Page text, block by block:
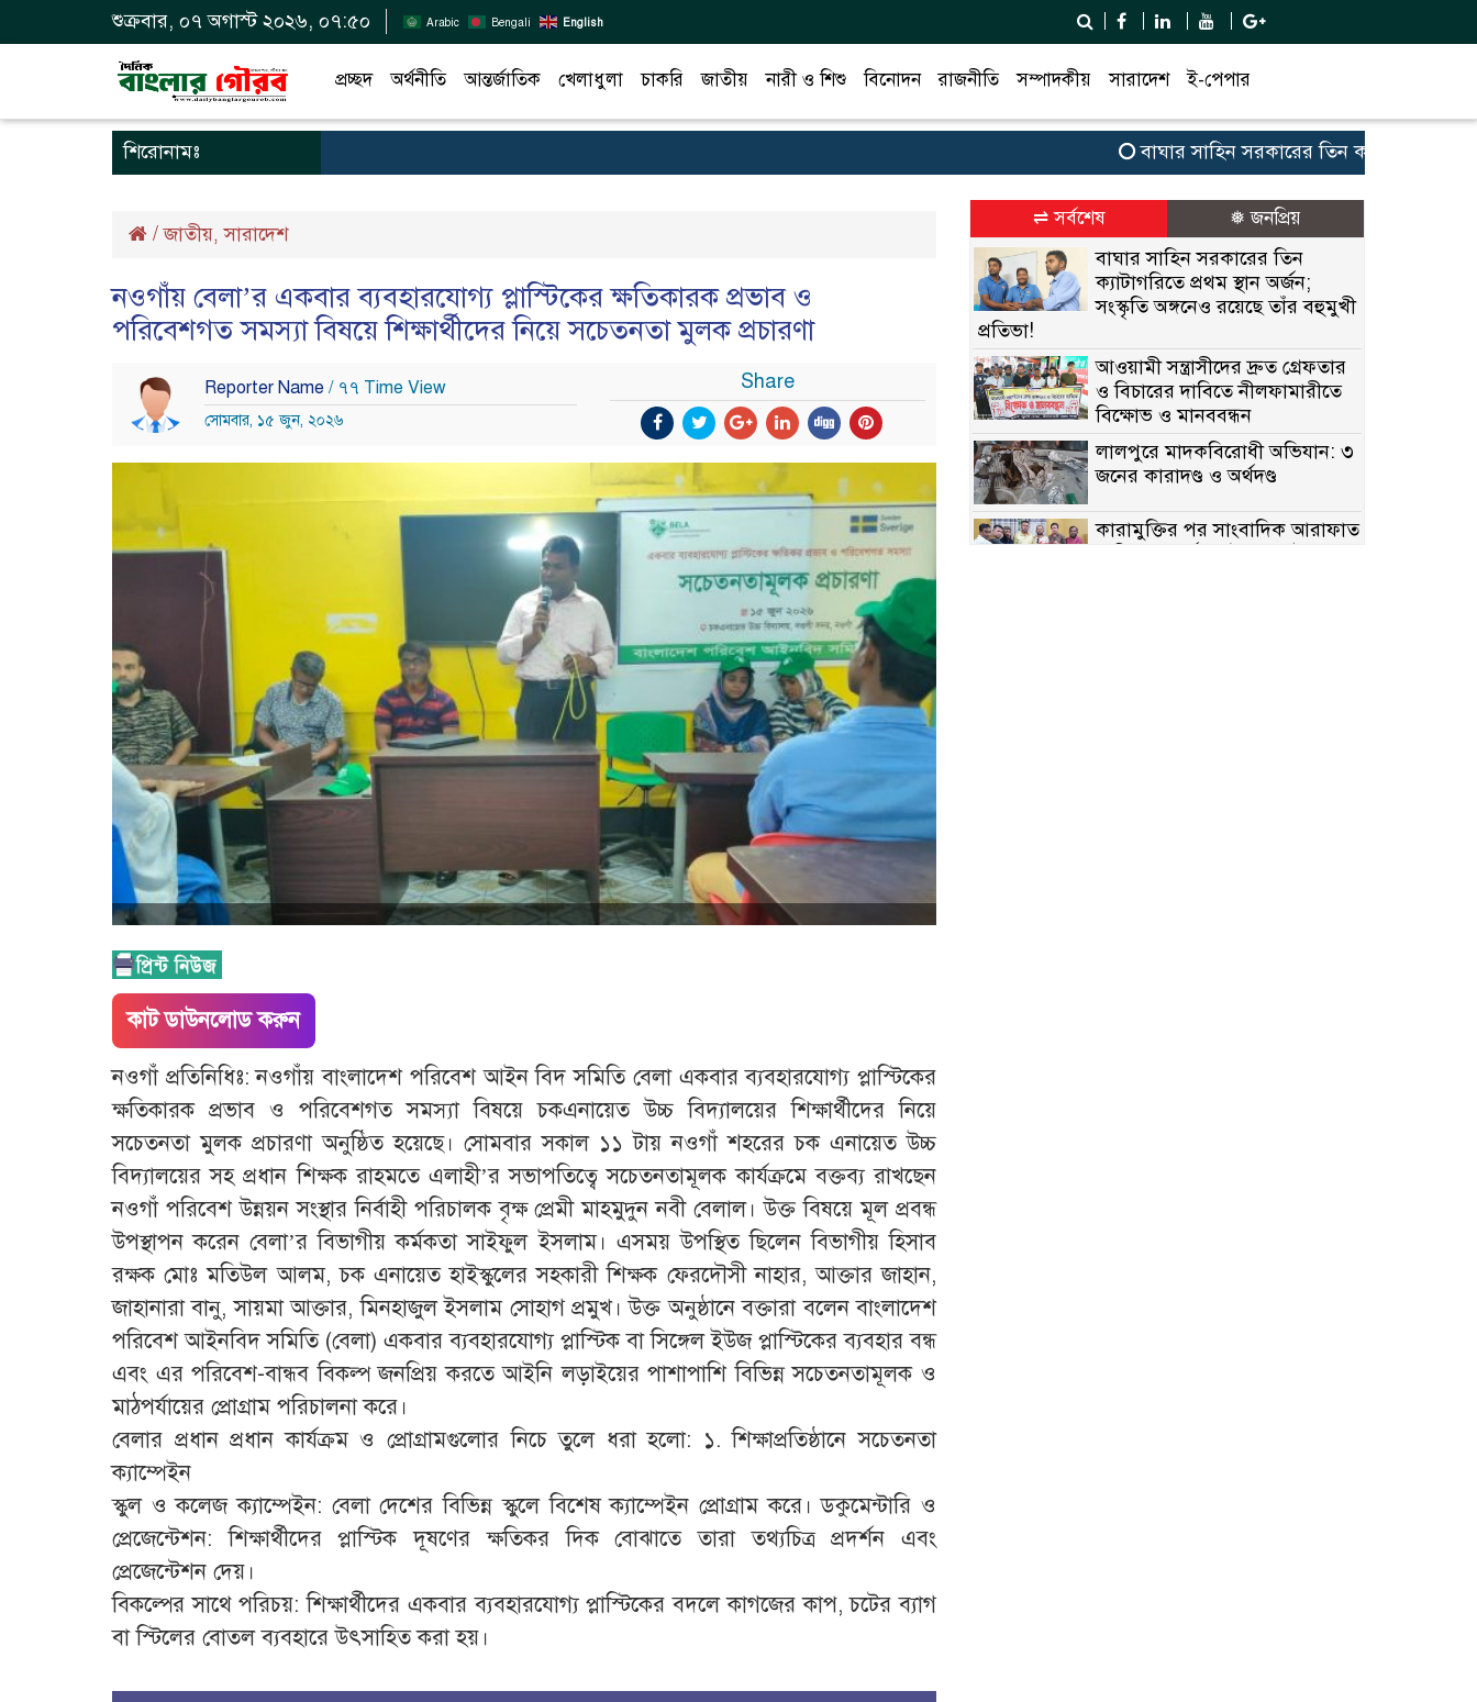
শুক্রবার, ০৭ অগাস্ট ২০২৬, ০৭:৫০ Arabic Bengali English
প্রচ্ছদ অর্থনীতি আন্তর্জাতিক খেলাধুলা চাকরি জাতীয় নারী ও শিশু বিনোদন রাজনীতি সম্পাদকীয় সারাদেশ ই-পেপার
শিরোনামঃ বাঘার সাহিন সরকারের তিন ক্যাটাগরিতে প্রথম
/জাতীয়,সারাদেশ
নওগাঁয় বেলা’র একবার ব্যবহারযোগ্য প্লাস্টিকের ক্ষতিকারক প্রভাব ও
পরিবেশগত সমস্যা বিষয়ে শিক্ষার্থীদের নিয়ে সচেতনতা মুলক প্রচারণা
Reporter Name / ৭৭ Time View
সোমবার, ১৫ জুন, ২০২৬
Share
কাট ডাউনলোড করুন
নওগাঁ প্রতিনিধিঃ: নওগাঁয় বাংলাদেশ পরিবেশ আইন বিদ সমিতি বেলা একবার ব্যবহারযোগ্য প্লাস্টিকের
ক্ষতিকারক প্রভাব ও পরিবেশগত সমস্যা বিষয়ে চকএনায়েত উচ্চ বিদ্যালয়ের শিক্ষার্থীদের নিয়ে
সচেতনতা মুলক প্রচারণা অনুষ্ঠিত হয়েছে। সোমবার সকাল ১১ টায় নওগাঁ শহরের চক এনায়েত উচ্চ
বিদ্যালয়ের সহ প্রধান শিক্ষক রাহমতে এলাহী’র সভাপতিত্বে সচেতনতামূলক কার্যক্রমে বক্তব্য রাখছেন
নওগাঁ পরিবেশ উন্নয়ন সংস্থার নির্বাহী পরিচালক বৃক্ষ প্রেমী মাহমুদুন নবী বেলাল। উক্ত বিষয়ে মূল প্রবন্ধ
উপস্থাপন করেন বেলা’র বিভাগীয় কর্মকতা সাইফুল ইসলাম। এসময় উপস্থিত ছিলেন বিভাগীয় হিসাব
রক্ষক মোঃ মতিউল আলম, চক এনায়েত হাইস্কুলের সহকারী শিক্ষক ফেরদৌসী নাহার, আক্তার জাহান,
জাহানারা বানু, সায়মা আক্তার, মিনহাজুল ইসলাম সোহাগ প্রমুখ। উক্ত অনুষ্ঠানে বক্তারা বলেন বাংলাদেশ
পরিবেশ আইনবিদ সমিতি (বেলা) একবার ব্যবহারযোগ্য প্লাস্টিক বা সিঙ্গেল ইউজ প্লাস্টিকের ব্যবহার বন্ধ
এবং এর পরিবেশ-বান্ধব বিকল্প জনপ্রিয় করতে আইনি লড়াইয়ের পাশাপাশি বিভিন্ন সচেতনতামূলক ও
মাঠপর্যায়ের প্রোগ্রাম পরিচালনা করে।
বেলার প্রধান প্রধান কার্যক্রম ও প্রোগ্রামগুলোর নিচে তুলে ধরা হলো: ১. শিক্ষাপ্রতিষ্ঠানে সচেতনতা
ক্যাম্পেইন
স্কুল ও কলেজ ক্যাম্পেইন: বেলা দেশের বিভিন্ন স্কুলে বিশেষ ক্যাম্পেইন প্রোগ্রাম করে। ডকুমেন্টারি ও
প্রেজেন্টেশন: শিক্ষার্থীদের প্লাস্টিক দূষণের ক্ষতিকর দিক বোঝাতে তারা তথ্যচিত্র প্রদর্শন এবং
প্রেজেন্টেশন দেয়।
বিকল্পের সাথে পরিচয়: শিক্ষার্থীদের একবার ব্যবহারযোগ্য প্লাস্টিকের বদলে কাগজের কাপ, চটের ব্যাগ
বা স্টিলের বোতল ব্যবহারে উৎসাহিত করা হয়।
⇌ সর্বশেষ ❅ জনপ্রিয়
বাঘার সাহিন সরকারের তিন
ক্যাটাগরিতে প্রথম স্থান অর্জন;
সংস্কৃতি অঙ্গনেও রয়েছে তাঁর বহুমুখী
প্রতিভা!
আওয়ামী সন্ত্রাসীদের দ্রুত গ্রেফতার
ও বিচারের দাবিতে নীলফামারীতে
বিক্ষোভ ও মানববন্ধন
লালপুরে মাদকবিরোধী অভিযান: ৩
জনের কারাদণ্ড ও অর্থদণ্ড
কারামুক্তির পর সাংবাদিক আরাফাত